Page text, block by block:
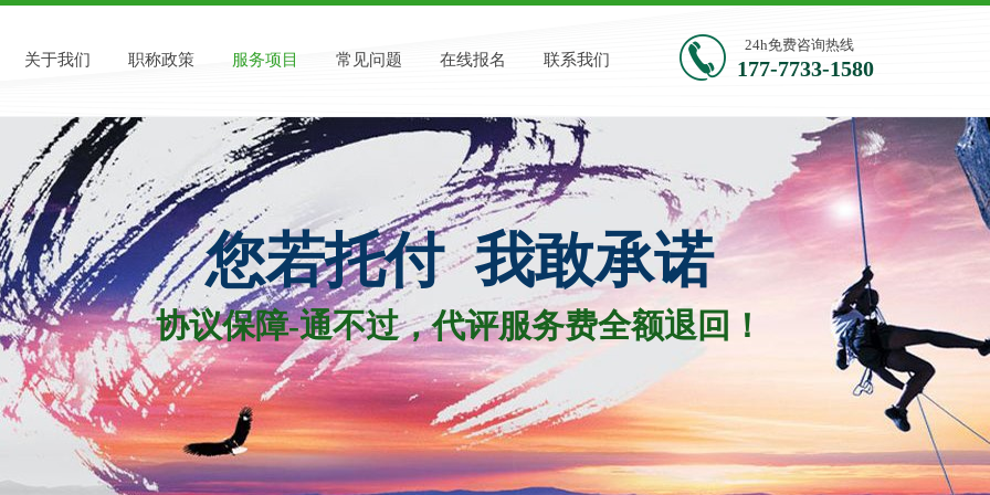
关于我们 职称政策 服务项目 常见问题 在线报名 联系我们
24h免费咨询热线
177-7733-1580​
您若托付 我敢承诺
协议保障-通不过，代评服务费全额退回！​